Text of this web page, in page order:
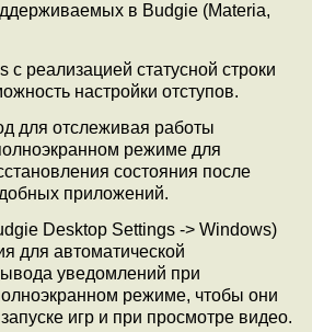
в Budgie (Materia,
с реализацией статусной строки
настройки отступов.
для отслеживая работы
режиме для
состояния после
приложений.
Desktop Settings -> Windows)
для автоматической
уведомлений при
режиме, чтобы они
игр и при просмотре видео.